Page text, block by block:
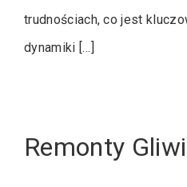
trudnościach, co jest
dynamiki […]
Remonty